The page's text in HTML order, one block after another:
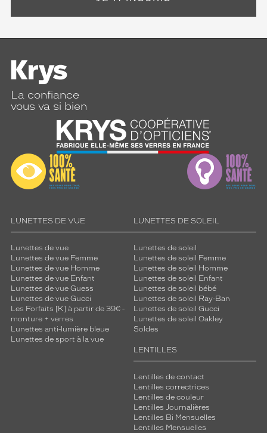
La confiance
vous va si bien
LUNETTES DE VUE
Lunettes de vue
Lunettes de vue Femme
Lunettes de vue Homme
Lunettes de vue Enfant
Lunettes de vue Guess
Lunettes de vue Gucci
Les Forfaits [K] à partir de 39€ -
monture + verres
Lunettes anti-lumière bleue
Lunettes de sport à la vue
LUNETTES DE SOLEIL
Lunettes de soleil
Lunettes de soleil Femme
Lunettes de soleil Homme
Lunettes de soleil Enfant
Lunettes de soleil bébé
Lunettes de soleil Ray-Ban
Lunettes de soleil Gucci
Lunettes de soleil Oakley
Soldes
LENTILLES
Lentilles de contact
Lentilles correctrices
Lentilles de couleur
Lentilles Journalières
Lentilles Bi Mensuelles
Lentilles Mensuelles